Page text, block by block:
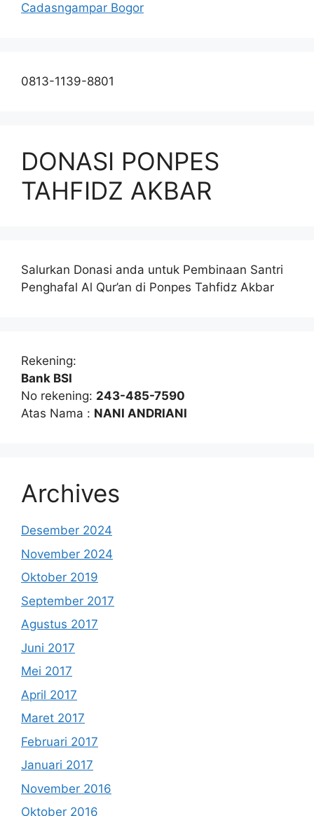
Cadasngampar Bogor
0813-1139-8801
DONASI PONPES
TAHFIDZ AKBAR
Salurkan Donasi anda untuk Pembinaan Santri
Penghafal Al Qur’an di Ponpes Tahfidz Akbar
Rekening:
Bank BSI
No rekening: 243-485-7590
Atas Nama : NANI ANDRIANI
Archives
Desember 2024
November 2024
Oktober 2019
September 2017
Agustus 2017
Juni 2017
Mei 2017
April 2017
Maret 2017
Februari 2017
Januari 2017
November 2016
Oktober 2016